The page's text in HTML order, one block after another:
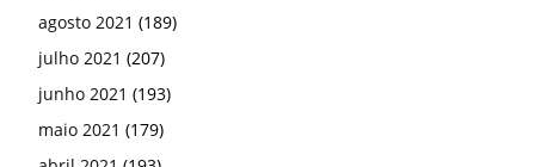
agosto 2021 (189)
julho 2021 (207)
junho 2021 (193)
maio 2021 (179)